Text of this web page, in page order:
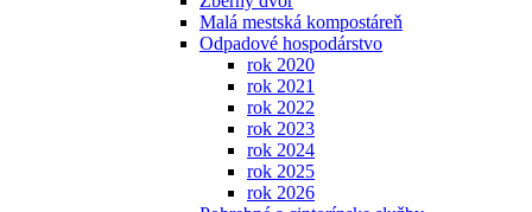
Malá mestská kompostáreň
Odpadové hospodárstvo
rok 2020
rok 2021
rok 2022
rok 2023
rok 2024
rok 2025
rok 2026